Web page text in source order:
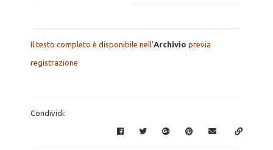
Il testo completo è disponibile nell’Archivio previa
registrazione
Condividi: